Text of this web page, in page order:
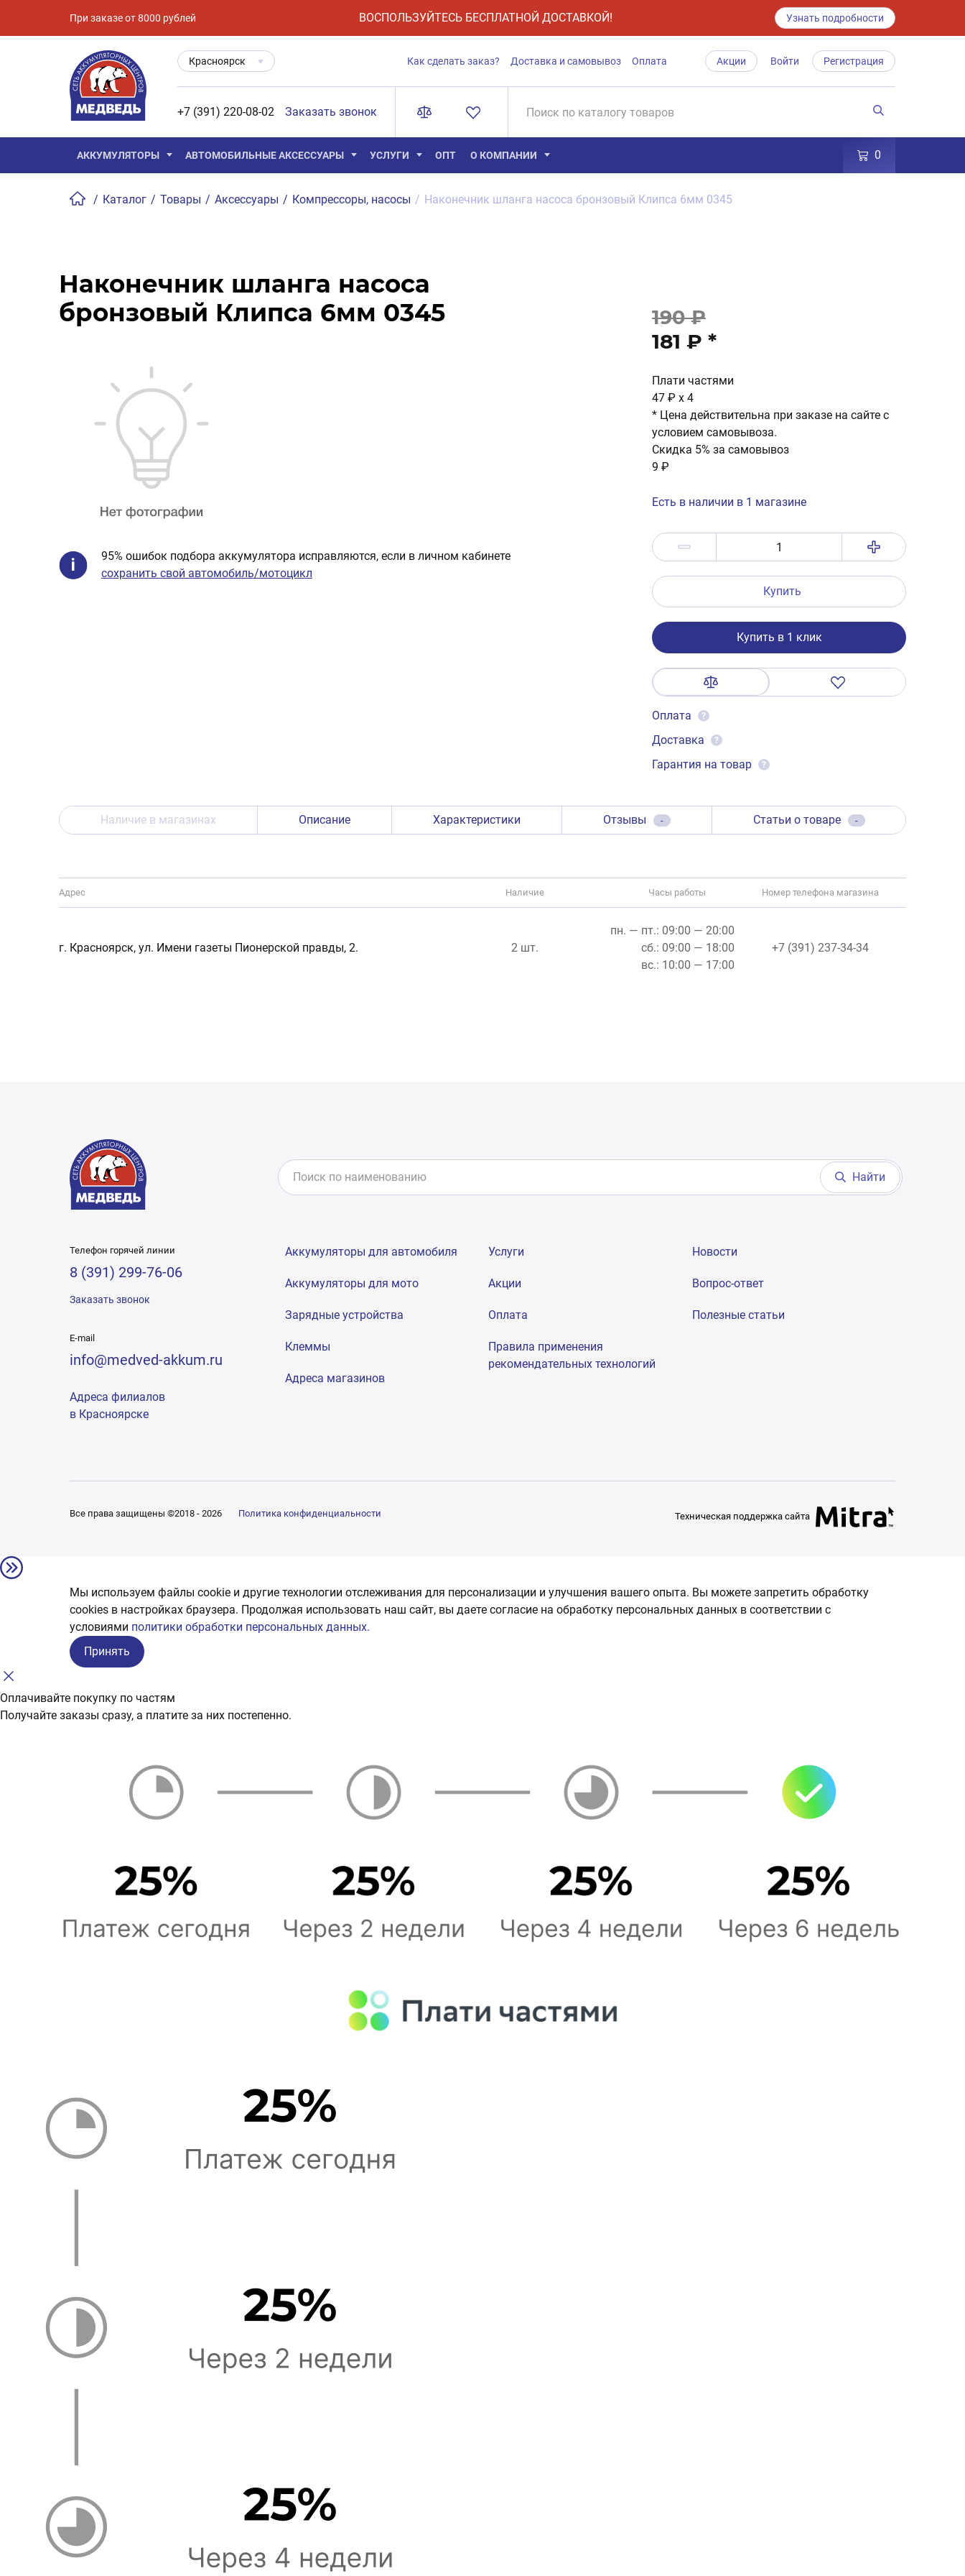
При заказе от 8000 рублей ВОСПОЛЬЗУЙТЕСЬ БЕСПЛАТНОЙ ДОСТАВКОЙ! Узнать подробности
Красноярск Как сделать заказ? Доставка и самовывоз Оплата Акции Войти Регистрация
+7 (391) 220-08-02 Заказать звонок
АККУМУЛЯТОРЫ АВТОМОБИЛЬНЫЕ АКСЕССУАРЫ УСЛУГИ ОПТ О КОМПАНИИ 0
/ Каталог / Товары / Аксессуары / Компрессоры, насосы / Наконечник шланга насоса бронзовый Клипса 6мм 0345
Наконечник шланга насоса
бронзовый Клипса 6мм 0345
95% ошибок подбора аккумулятора исправляются, если в личном кабинете
сохранить свой автомобиль/мотоцикл
190 ₽
181 ₽ *
Плати частями
47 ₽ x 4
* Цена действительна при заказе на сайте с
условием самовывоза.
Скидка 5% за самовывоз
9 ₽
Есть в наличии в 1 магазине
Купить
Купить в 1 клик
Оплата ?
Доставка ?
Гарантия на товар ?
Наличие в магазинах Описание Характеристики Отзывы - Статьи о товаре -
Адрес Наличие Часы работы Номер телефона магазина
г. Красноярск, ул. Имени газеты Пионерской правды, 2. 2 шт.
пн. — пт.: 09:00 — 20:00
сб.: 09:00 — 18:00
вс.: 10:00 — 17:00
+7 (391) 237-34-34
Найти
Телефон горячей линии
8 (391) 299-76-06
Заказать звонок
E-mail
info@medved-akkum.ru
Адреса филиалов
в Красноярске
Аккумуляторы для автомобиля
Аккумуляторы для мото
Зарядные устройства
Клеммы
Адреса магазинов
Услуги
Акции
Оплата
Правила применения
рекомендательных технологий
Новости
Вопрос-ответ
Полезные статьи
Все права защищены ©2018 - 2026 Политика конфиденциальности Техническая поддержка сайта
Мы используем файлы cookie и другие технологии отслеживания для персонализации и улучшения вашего опыта. Вы можете запретить обработку
сookies в настройках браузера. Продолжая использовать наш сайт, вы даете согласие на обработку персональных данных в соответствии с
условиями политики обработки персональных данных.
Принять
Оплачивайте покупку по частям
Получайте заказы сразу, а платите за них постепенно.